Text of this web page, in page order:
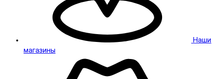
Наши
магазины